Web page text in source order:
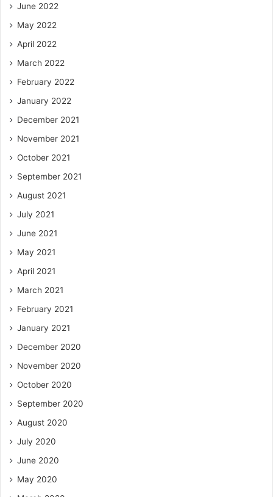
June 2022
May 2022
April 2022
March 2022
February 2022
January 2022
December 2021
November 2021
October 2021
September 2021
August 2021
July 2021
June 2021
May 2021
April 2021
March 2021
February 2021
January 2021
December 2020
November 2020
October 2020
September 2020
August 2020
July 2020
June 2020
May 2020